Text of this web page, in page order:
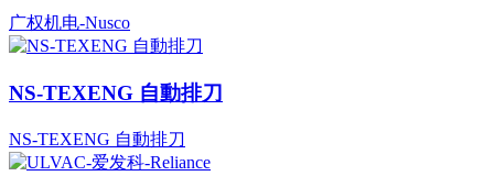
广权机电-Nusco
NS-TEXENG 自動排刀
NS-TEXENG 自動排刀